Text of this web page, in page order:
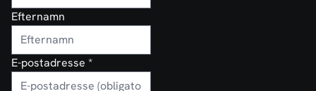
Efternamn
E-postadresse *